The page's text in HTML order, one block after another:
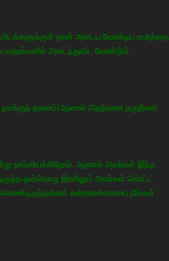
தான் அடைய வேண்டிய உயரத்தை
மாதங்களில் அடைந்துவிட வேண்டும்
தரலாம்!ஆனால் அதற்கான தகுதிகள்
நாம்வியக்கிறோம். ஆனால் அவர்கள் இந்த
ஒவ்வொரு இரவிலும் அவர்கள் கொட்ட
கொண்டிருந்தார்கள் என்றஉண்மையை நீங்கள்